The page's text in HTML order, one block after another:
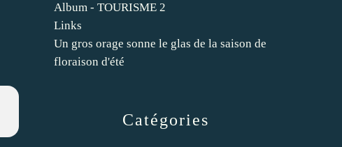
Catégories
Album - TOURISME 2
Links
Un gros orage sonne le glas de la saison de
floraison d'été